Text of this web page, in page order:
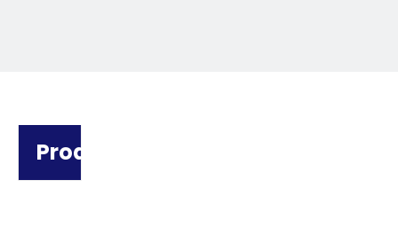
Produktkategorie